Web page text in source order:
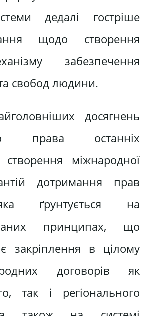
дедалі гостріше
щодо створення
забезпечення
свобод людини.
досягнень
права останніх
створення міжнародної
дотримання прав
ґрунтується на
принципах, що
закріплення в цілому
договорів як
так і регіонального